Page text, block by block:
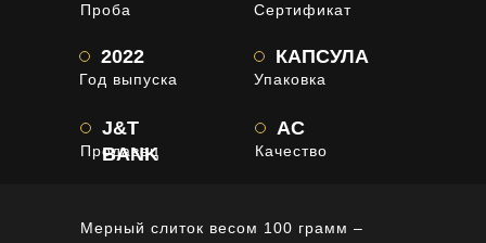
Мерный слиток весом 100 грамм –
AC
Качество
Проба
2022
Год выпуска
КАПСУЛА
Упаковка
Сертификат
J&T
BANK
Продавец